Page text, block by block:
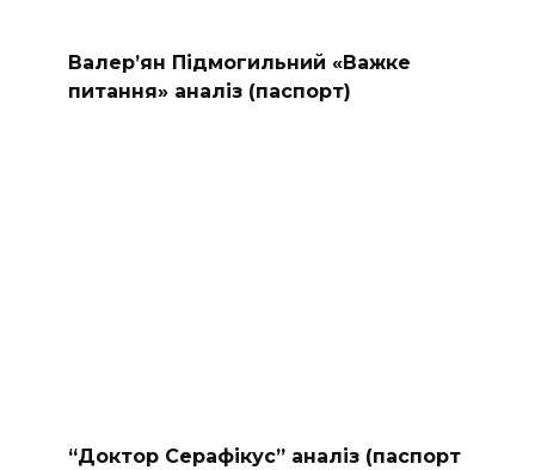
Валер’ян Підмогильний «Важке
питання» аналіз (паспорт)
“Доктор Серафікус” аналіз (паспорт